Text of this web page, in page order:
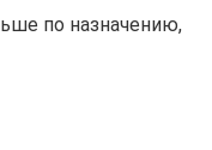
по назначению,